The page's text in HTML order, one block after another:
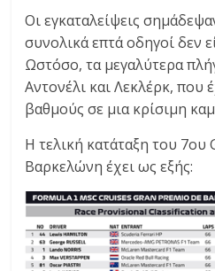
Οι εγκαταλείψεις
συνολικά επτά οδηγοί δεν
Ωστόσο, τα μεγαλύτερα
Αντονέλι και Λεκλέρκ, που
βαθμούς σε μια κρίσιμη
Η τελική κατάταξη του 7ου
Βαρκελώνη έχει ως εξής: